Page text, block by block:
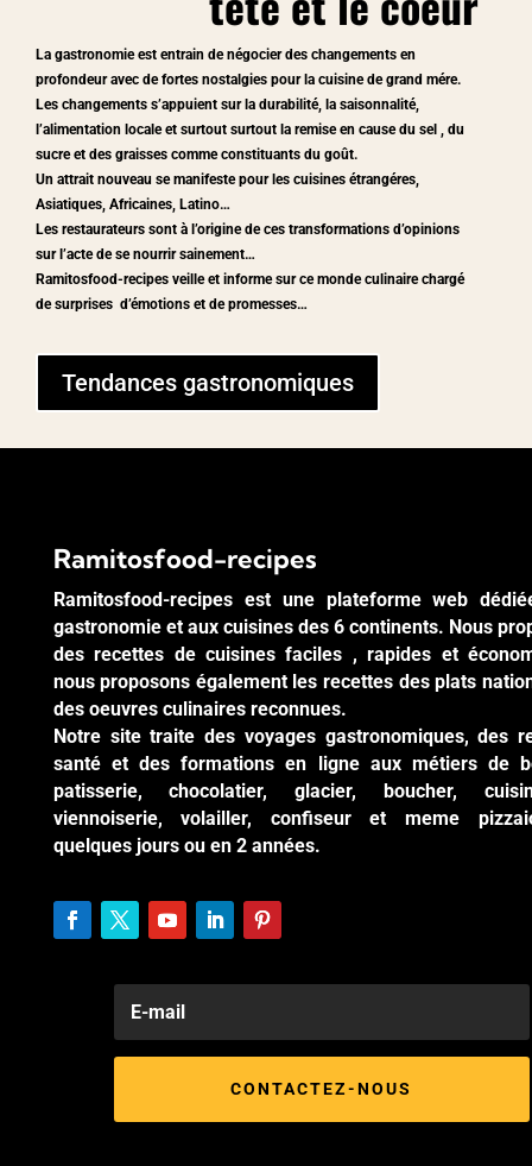
La gastronomie est entrain de négocier des changements en
profondeur avec de fortes nostalgies pour la cuisine de grand mére.
Les changements s’appuient sur la durabilité, la saisonnalité,
l’alimentation locale et surtout surtout la remise en cause du sel , du
sucre et des graisses comme constituants du goût.
Un attrait nouveau se manifeste pour les cuisines étrangéres,
Asiatiques, Africaines, Latino…
Les restaurateurs sont à l’origine de ces transformations d’opinions
sur l’acte de se nourrir sainement…
Ramitosfood-recipes veille et informe sur ce monde culinaire chargé
de surprises d’émotions et de promesses…
Tendances gastronomiques
Ramitosfood-recipes
Ramitosfood-recipes est une plateforme web
gastronomie et aux cuisines des 6 continents. Nous
des recettes de cuisines faciles , rapides et
nous proposons également les recettes des plats
des oeuvres culinaires reconnues.
Notre site traite des voyages gastronomiques, des
santé et des formations en ligne aux métiers de
patisserie, chocolatier, glacier, boucher,
viennoiserie, volailler, confiseur et meme
quelques jours ou en 2 années.
CONTACTEZ-NOUS